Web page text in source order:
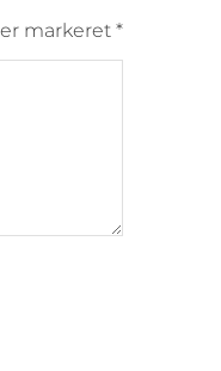
markeret *